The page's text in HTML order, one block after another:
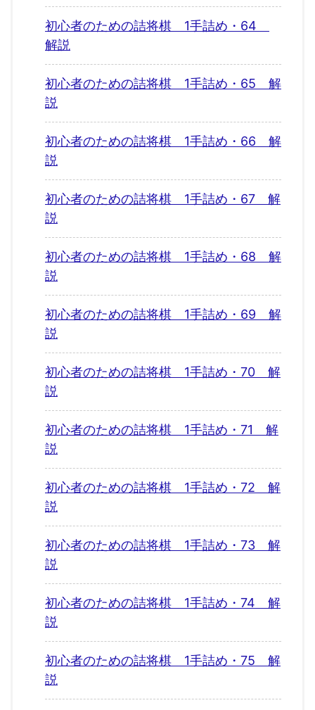
初心者のための詰将棋 1手詰め・64
解説
初心者のための詰将棋 1手詰め・65 解
説
初心者のための詰将棋 1手詰め・66 解
説
初心者のための詰将棋 1手詰め・67 解
説
初心者のための詰将棋 1手詰め・68 解
説
初心者のための詰将棋 1手詰め・69 解
説
初心者のための詰将棋 1手詰め・70 解
説
初心者のための詰将棋 1手詰め・71 解
説
初心者のための詰将棋 1手詰め・72 解
説
初心者のための詰将棋 1手詰め・73 解
説
初心者のための詰将棋 1手詰め・74 解
説
初心者のための詰将棋 1手詰め・75 解
説